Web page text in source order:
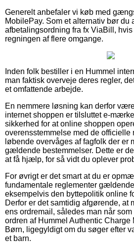
Generelt anbefaler vi køb med
MobilePay. Som et alternativ bør du
afbetalingsordning fra fx ViaBill,
regningen af flere omgange.
Inden folk bestiller i en Hummel
man faktisk overveje deres regler,
et omfattende arbejde.
En nemmere løsning kan derfor
internet shoppen er tilsluttet e-
sikkerhed for at online shoppen
overensstemmelse med de officielle
løbende overvåges af fagfolk der er
gældende bestemmelser. Dette er
at få hjælp, for så vidt du oplever
For øvrigt er det smart at du er
fundamentale reglementer
eksempelvis den byttepolitik online
Derfor er det samtidig afgørende, at
ens ordremail, således man når
ordren af Hummel Authentic
Børn, ligegyldigt om du søger efter
et barn.